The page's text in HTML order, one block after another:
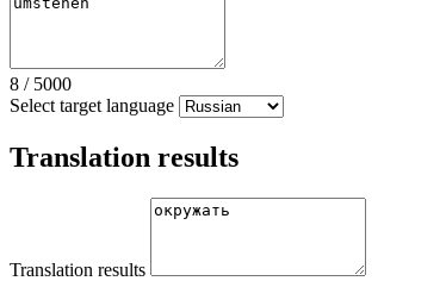
8 / 5000
Select target language
Translation results
Translation results